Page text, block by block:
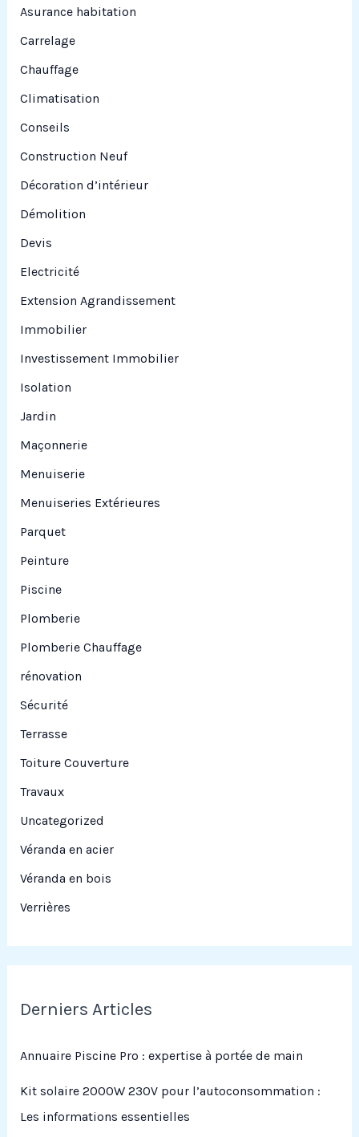
:Asurance habitation
Carrelage
Chauffage
Climatisation
Conseils
Construction Neuf
Décoration d’intérieur
Démolition
Devis
Electricité
Extension Agrandissement
Immobilier
Investissement Immobilier
Isolation
Jardin
Maçonnerie
Menuiserie
Menuiseries Extérieures
Parquet
Peinture
Piscine
Plomberie
Plomberie Chauffage
rénovation
Sécurité
Terrasse
Toiture Couverture
Travaux
Uncategorized
Véranda en acier
Véranda en bois
Verrières
Derniers Articles
Annuaire Piscine Pro : expertise à portée de main
Kit solaire 2000W 230V pour l’autoconsommation :
Les informations essentielles